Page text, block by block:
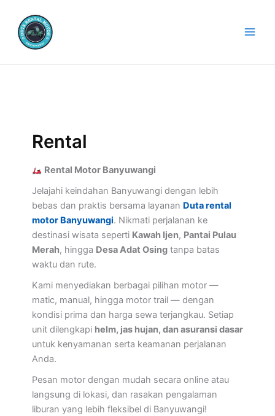
konten
Rental
Rental Motor Banyuwangi
Jelajahi keindahan Banyuwangi dengan lebih
bebas dan praktis bersama layanan Duta rental
motor Banyuwangi. Nikmati perjalanan ke
destinasi wisata seperti Kawah Ijen, Pantai Pulau
Merah, hingga Desa Adat Osingtanpa batas
waktu dan rute.
Kami menyediakan berbagai pilihan motor —
matic, manual, hingga motor trail — dengan
kondisi prima dan harga sewa terjangkau. Setiap
unit dilengkapi helm, jas hujan, dan asuransi dasar
untuk kenyamanan serta keamanan perjalanan
Anda.
Pesan motor dengan mudah secara online atau
langsung di lokasi, dan rasakan pengalaman
liburan yang lebih fleksibel di Banyuwangi!